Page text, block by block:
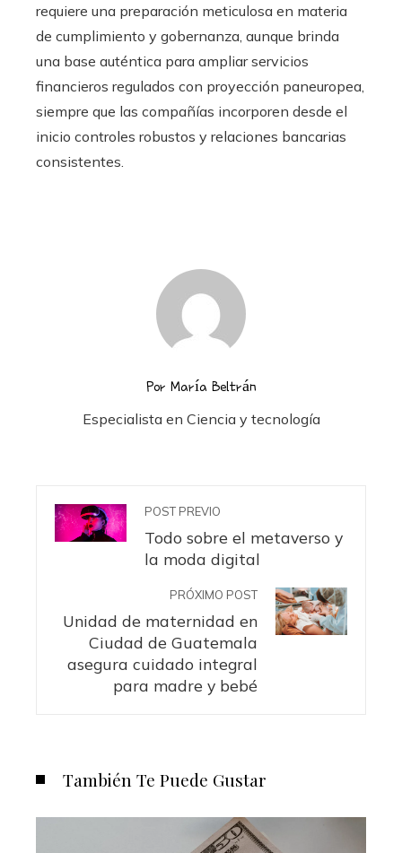
requiere una preparación meticulosa en materia
de cumplimiento y gobernanza, aunque brinda
una base auténtica para ampliar servicios
financieros regulados con proyección paneuropea,
siempre que las compañías incorporen desde el
inicio controles robustos y relaciones bancarias
consistentes.
Por María Beltrán
Especialista en Ciencia y tecnología
POST PREVIO
Todo sobre el metaverso y
la moda digital
PRÓXIMO POST
Unidad de maternidad en
Ciudad de Guatemala
asegura cuidado integral
para madre y bebé
También Te Puede Gustar